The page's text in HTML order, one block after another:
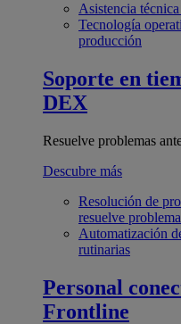
Asistencia
Tecnología
producción
Soporte en
DEX
Resuelve problemas
Descubre más
Resolución de
resuelve
Automatización
rutinarias
Personal
Frontline